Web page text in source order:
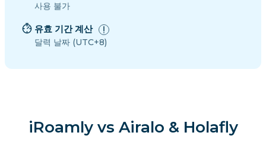
사용 불가
유효 기간 계산
달력 날짜 (UTC+8)
iRoamly vs Airalo & Holafly